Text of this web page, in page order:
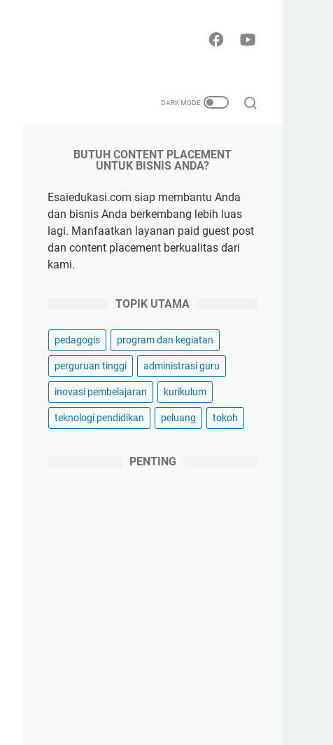
BUTUH CONTENT PLACEMENT
UNTUK BISNIS ANDA?
Esaiedukasi.com siap membantu Anda
dan bisnis Anda berkembang lebih luas
lagi. Manfaatkan layanan paid guest post
dan content placement berkualitas dari
kami.
TOPIK UTAMA
pedagogis program dan kegiatan
perguruan tinggi administrasi guru
inovasi pembelajaran kurikulum
teknologi pendidikan peluang tokoh
PENTING